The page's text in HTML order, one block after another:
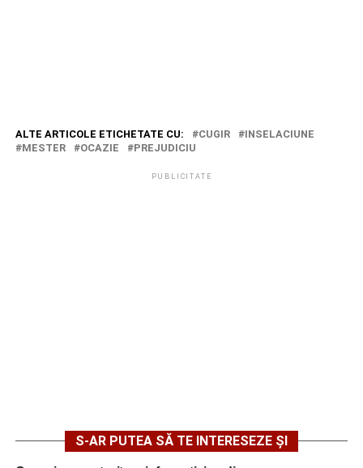
ALTE ARTICOLE ETICHETATE CU: CUGIR
INSELACIUNE
MESTER
OCAZIE PREJUDICIU
PUBLICITATE
S-AR PUTEA SĂ TE INTERESEZE ȘI